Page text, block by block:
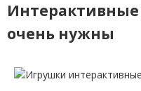
очень нужны